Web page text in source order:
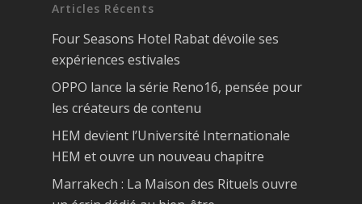
Articles Récents
Four Seasons Hotel Rabat dévoile ses
expériences estivales
OPPO lance la série Reno16, pensée pour
les créateurs de contenu
HEM devient l’Université Internationale
HEM et ouvre un nouveau chapitre
Marrakech : La Maison des Rituels ouvre